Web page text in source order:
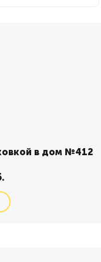
в дом №412